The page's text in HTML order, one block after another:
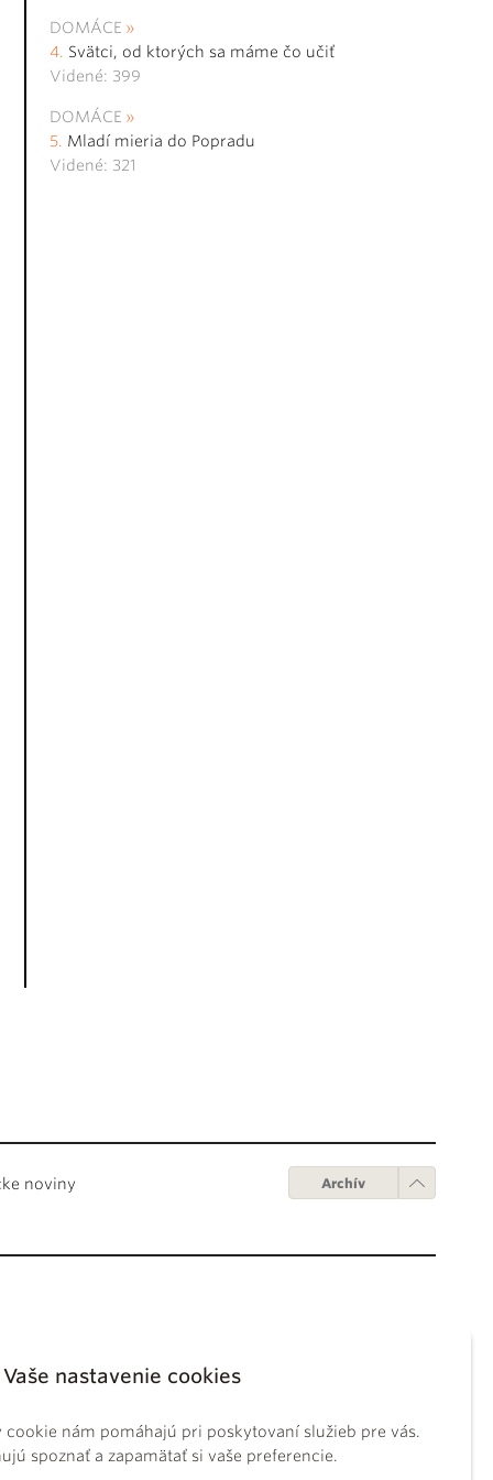
Vaše nastavenie cookies
cookie nám pomáhajú pri poskytovaní služieb pre vás.
spoznať a zapamätať si vaše preferencie.
DOMÁCE
Svätci, od ktorých sa máme čo učiť
Videné: 399
DOMÁCE
Mladí mieria do Popradu
Videné: 321
noviny Archív
práva
Digitálne vydanie
Používanie cookies